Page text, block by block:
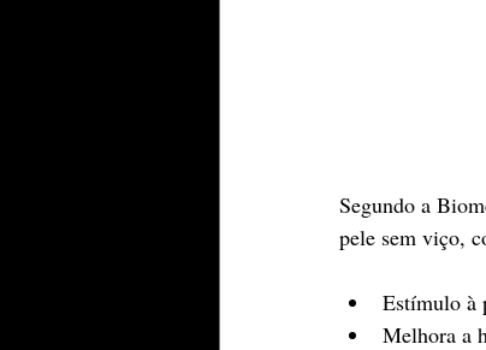
Segundo a
pele sem viço,
Estímulo à
Melhora a